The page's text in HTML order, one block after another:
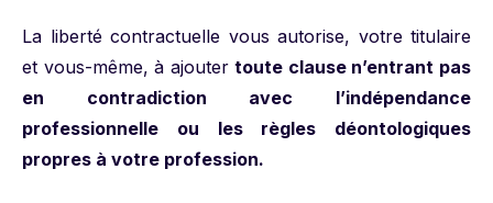
La liberté contractuelle vous autorise, votre titulaire
et vous-même, à ajoutertoute clause n’entrant pas
en contradiction avec l’indépendance
professionnelle ou les règles déontologiques
propres à votre profession.